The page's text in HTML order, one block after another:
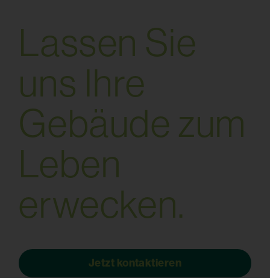
Lassen Sie
uns Ihre
Gebäude zum
Leben
erwecken.
Jetzt kontaktieren